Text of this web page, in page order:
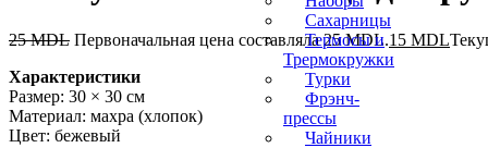
Сахарницы
Термосы и
Трермокружки
Турки
Фрэнч-
прессы
Чайники
25MDL Первоначальная цена составляла 25 MDL.15 MDL
Характеристики
Размер: 30 × 30 см
Материал: махра (хлопок)
Цвет: бежевый